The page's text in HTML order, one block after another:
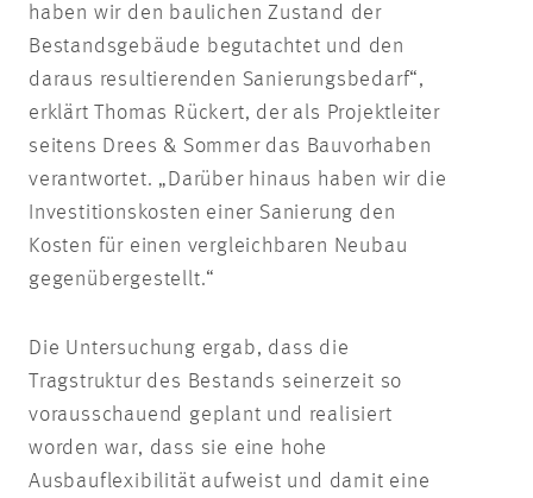
haben wir den baulichen Zustand der
Bestandsgebäude begutachtet und den
daraus resultierenden Sanierungsbedarf“,
erklärt Thomas Rückert, der als Projektleiter
seitens Drees & Sommer das Bauvorhaben
verantwortet. „Darüber hinaus haben wir die
Investitionskosten einer Sanierung den
Kosten für einen vergleichbaren Neubau
gegenübergestellt.“
Die Untersuchung ergab, dass die
Tragstruktur des Bestands seinerzeit so
vorausschauend geplant und realisiert
worden war, dass sie eine hohe
Ausbauflexibilität aufweist und damit eine